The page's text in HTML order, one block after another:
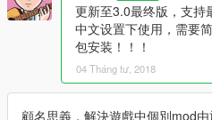
更新至3.0最终版，支持
中文设置下使用，需要
包安装！！！
04 Tháng tư, 2018
顧名思義，解決遊戲中個別mod